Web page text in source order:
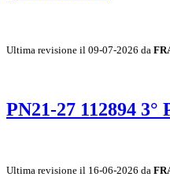
Ultima revisione il 09-07-2026 da
PN21-27 112894 3°
Ultima revisione il 16-06-2026 da